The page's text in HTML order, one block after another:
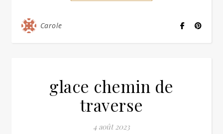
Carole
glace chemin de
traverse
4 août 2023